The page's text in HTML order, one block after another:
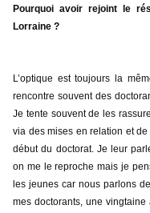
Pourquoi avoir rejoint le
Lorraine ?
L’optique est toujours la
rencontre souvent des
Je tente souvent de les
via des mises en relation et
début du doctorat. Je leur
on me le reproche mais je
les jeunes car nous parlons
mes doctorants, une